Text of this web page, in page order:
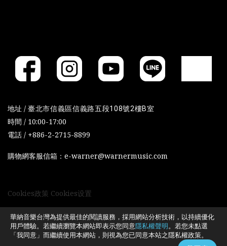
地址 / 臺北市信義區信義路五段108號2樓B室
時間 / 10:00-17:00
電話 / +886-2-2715-8899
購物網客服信箱：e-warner@warnermusic.com
Cookies政策 Cookies设置
華納音樂台灣為提供最佳的閱讀服務，採用網站分析技術，以持續優化
用戶體驗。若繼續瀏覽本網站即表示您同意隱私權聲明。若您未點選
「我同意」而繼續使用本網站，則視為您已同意本站之隱私權政策。